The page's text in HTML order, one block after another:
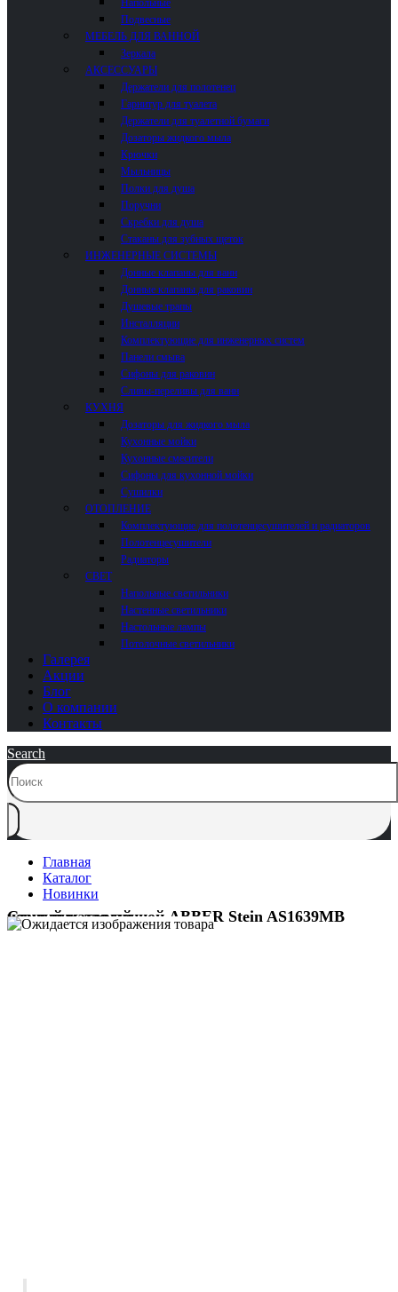
Напольные
Подвесные
МЕБЕЛЬ ДЛЯ ВАННОЙ
Зеркала
АКСЕССУАРЫ
Держатели для полотенец
Гарнитур для туалета
Держатели для туалетной бумаги
Дозаторы жидкого мыла
Крючки
Мыльницы
Полки для душа
Поручни
Скребки для душа
Стаканы для зубных щеток
ИНЖЕНЕРНЫЕ СИСТЕМЫ
Донные клапаны для ванн
Донные клапаны для раковин
Душевые трапы
Инсталляции
Комплектующие для инженерных систем
Панели смыва
Сифоны для раковин
Сливы-переливы для ванн
КУХНЯ
Дозаторы для жидкого мыла
Кухонные мойки
Кухонные смесители
Сифоны для кухонной мойки
Сушилки
ОТОПЛЕНИЕ
Комплектующие для полотенцесушителей и радиаторов
Полотенцесушители
Радиаторы
СВЕТ
Напольные светильники
Настенные светильники
Настольные лампы
Потолочные светильники
Галерея
Акции
Блог
О компании
Контакты
Search
Главная
Каталог
Новинки
Стульчик для ванной ABBER Stein AS1639MB черный матовый